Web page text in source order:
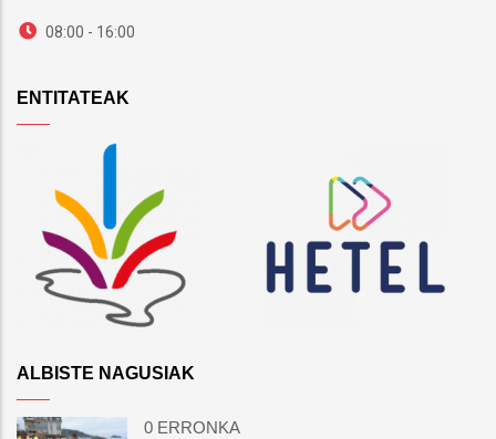
08:00 - 16:00
ENTITATEAK
ALBISTE NAGUSIAK
0 ERRONKA